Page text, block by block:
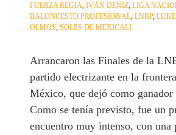
FUERZA REGIA ,IVÁN DENIZ ,LIGA
BALONCESTO PROFESIONAL ,LNBP,
OLMOS ,SOLES DE MEXICALI
Arrancaron las Finales de la
partido electrizante en la
México, que dejó como ganador
Como se tenía previsto, fue un
encuentro muy intenso, con una